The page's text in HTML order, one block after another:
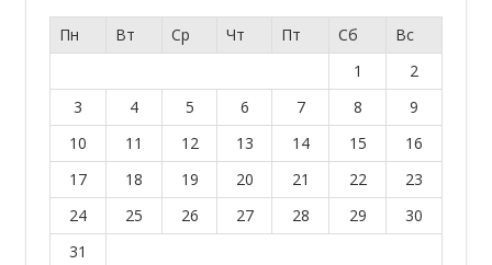
Пн Вт Ср Чт Пт Сб
Вс
1
2
3
4 5 6 7 8
9
10
11 12 13 14 15
16
17
18 19 20 21 22
23
24
25 26 27 28 29
30
31